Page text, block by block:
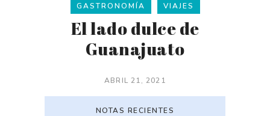
GASTRONOMÍA VIAJES
El lado dulce de
Guanajuato
ABRIL 21, 2021
NOTAS RECIENTES